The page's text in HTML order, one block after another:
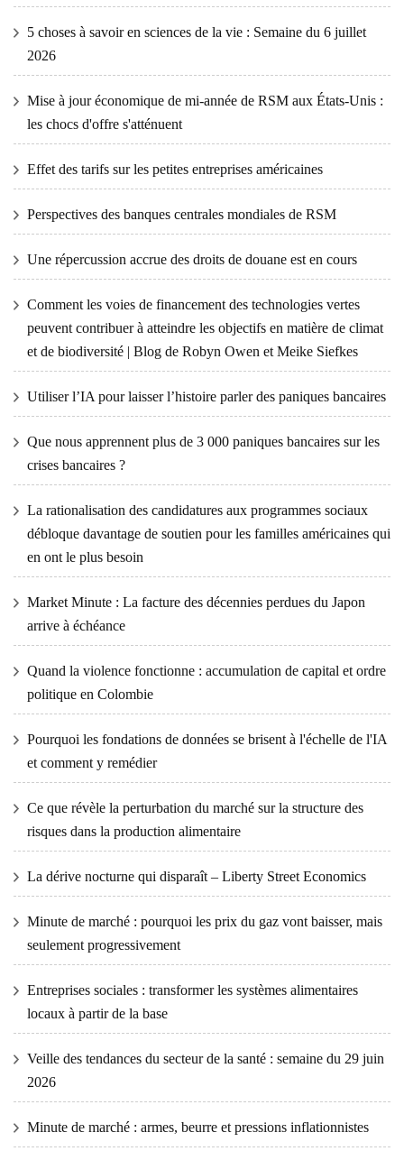
5 choses à savoir en sciences de la vie : Semaine du 6 juillet
2026
Mise à jour économique de mi-année de RSM aux États-Unis :
les chocs d'offre s'atténuent
Effet des tarifs sur les petites entreprises américaines
Perspectives des banques centrales mondiales de RSM
Une répercussion accrue des droits de douane est en cours
Comment les voies de financement des technologies vertes
peuvent contribuer à atteindre les objectifs en matière de climat
et de biodiversité | Blog de Robyn Owen et Meike Siefkes
Utiliser l’IA pour laisser l’histoire parler des paniques bancaires
Que nous apprennent plus de 3 000 paniques bancaires sur les
crises bancaires ?
La rationalisation des candidatures aux programmes sociaux
débloque davantage de soutien pour les familles américaines qui
en ont le plus besoin
Market Minute : La facture des décennies perdues du Japon
arrive à échéance
Quand la violence fonctionne : accumulation de capital et ordre
politique en Colombie
Pourquoi les fondations de données se brisent à l'échelle de l'IA
et comment y remédier
Ce que révèle la perturbation du marché sur la structure des
risques dans la production alimentaire
La dérive nocturne qui disparaît – Liberty Street Economics
Minute de marché : pourquoi les prix du gaz vont baisser, mais
seulement progressivement
Entreprises sociales : transformer les systèmes alimentaires
locaux à partir de la base
Veille des tendances du secteur de la santé : semaine du 29 juin
2026
Minute de marché : armes, beurre et pressions inflationnistes